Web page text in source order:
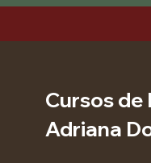
Cursos de
Adriana